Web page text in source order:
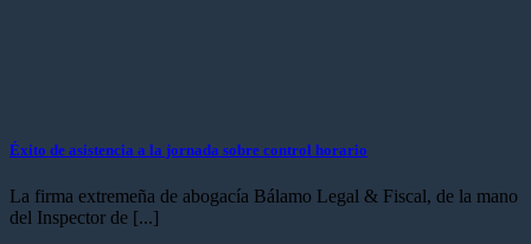
Éxito de asistencia a la jornada sobre control horario
La firma extremeña de abogacía Bálamo Legal & Fiscal, de la mano
del Inspector de [...]